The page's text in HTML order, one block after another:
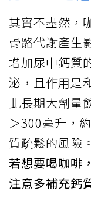
其實不盡然，
骨骼代謝產生
增加尿中鈣質
泌，且作用是
此長期大劑量
＞300毫升，
質疏鬆的風險
若想要喝咖啡
注意多補充鈣